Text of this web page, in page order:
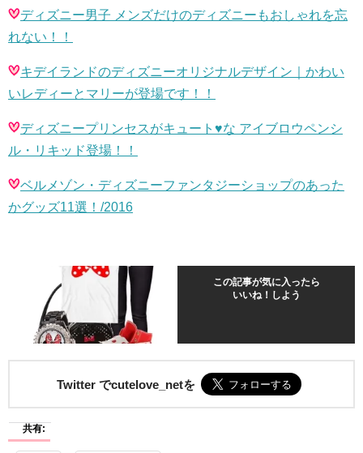
ディズニー男子 メンズだけのディズニーもおしゃれを忘
れない！！
キデイランドのディズニーオリジナルデザイン｜かわい
いレディーとマリーが登場です！！
ディズニープリンセスがキュート ♥な アイブロウペンシ
ル・リキッド登場！！
ベルメゾン・ディズニーファンタジーショップのあった
かグッズ11選！ /2016
この記事が気に入ったら
いいね！しよう
Twitter でcutelove_netを
共有: